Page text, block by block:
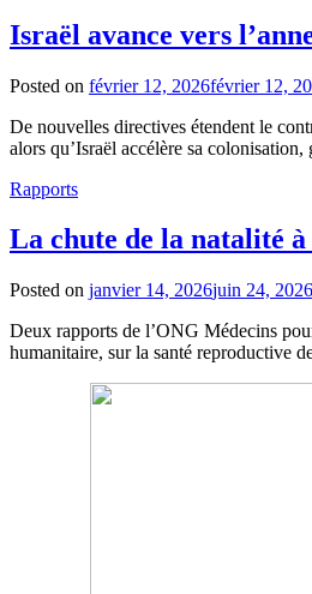
Israël avance vers
Posted on février 12, 2026février 12,
De nouvelles directives étendent le
alors qu’Israël accélère sa
Rapports
La chute de la natalité
Posted on janvier 14, 2026juin 24, 2026
Deux rapports de l’ONG Médecins
humanitaire, sur la santé reproductive